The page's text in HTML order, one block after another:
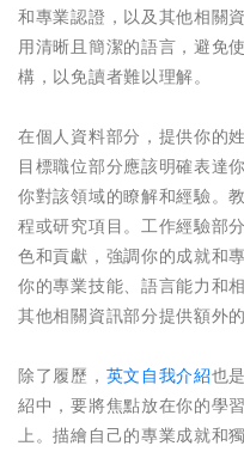
和專業認證，以及其他相關
用清晰且簡潔的語言，避免
構，以免讀者難以理解。
在個人資料部分，提供你的
目標職位部分應該明確表達
你對該領域的瞭解和經驗。
程或研究項目。工作經驗部
色和貢獻，強調你的成就和
你的專業技能、語言能力和
其他相關資訊部分提供額外
除了履歷， 英文自我介紹也
紹中，要將焦點放在你的學
上。描繪自己的專業成就和